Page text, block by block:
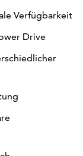
Verfügbarkeit
Drive